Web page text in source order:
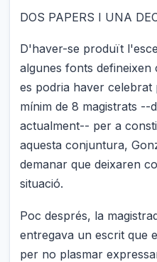
DOS PAPERS I UNA
D'haver-se produït
algunes fonts
es podria haver celebrat
mínim de 8 magistrats --
actualment-- per a
aquesta conjuntura,
demanar que deixaren
situació.
Poc després, la
entregava un escrit que
per no plasmar